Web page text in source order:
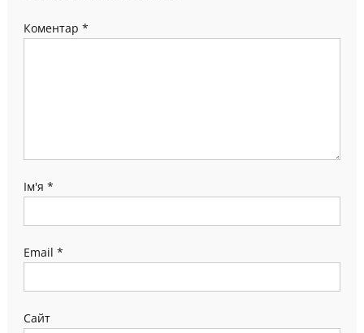
Коментар *
Ім'я *
Email *
Сайт